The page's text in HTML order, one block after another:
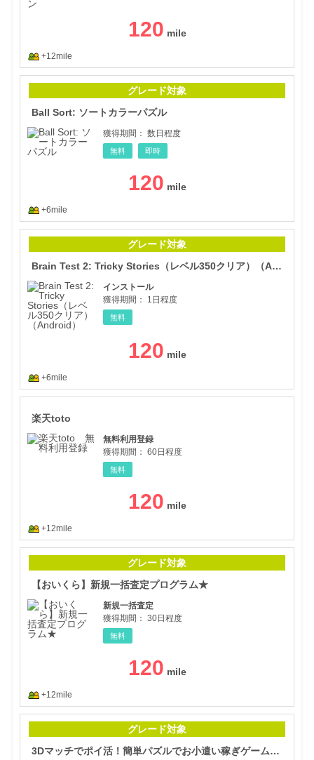
120
+12mile
グレード対象
Ball Sort: ソートカラーパズル
獲得期間： 数日程度
無料 即時
120
+6mile
グレード対象
Brain Test 2: Tricky Stories（レベル350クリア）（Android）
インストール
獲得期間：
1日程度
無料
120
+6mile
楽天toto
無料利用登録
獲得期間： 60日程度
無料
120
+12mile
グレード対象
【おいくら】新規一括査定プログラム★
新規一括査定
獲得期間： 30日程度
無料
120
+12mile
グレード対象
3Dマッチでポイ活！簡単パズルでお小遣い稼ぎゲーム（ステージ450クリア）（Android）